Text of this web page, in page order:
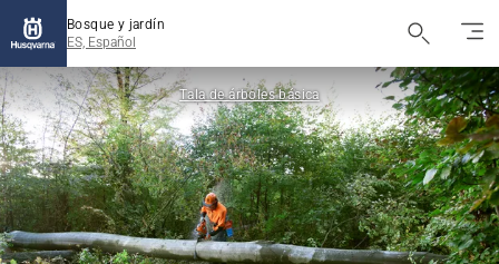
Bosque y jardín
ES, Español
Tala de árboles básica